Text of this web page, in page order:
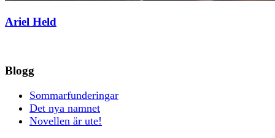
Ariel Held
Blogg
Sommarfunderingar
Det nya namnet
Novellen är ute!